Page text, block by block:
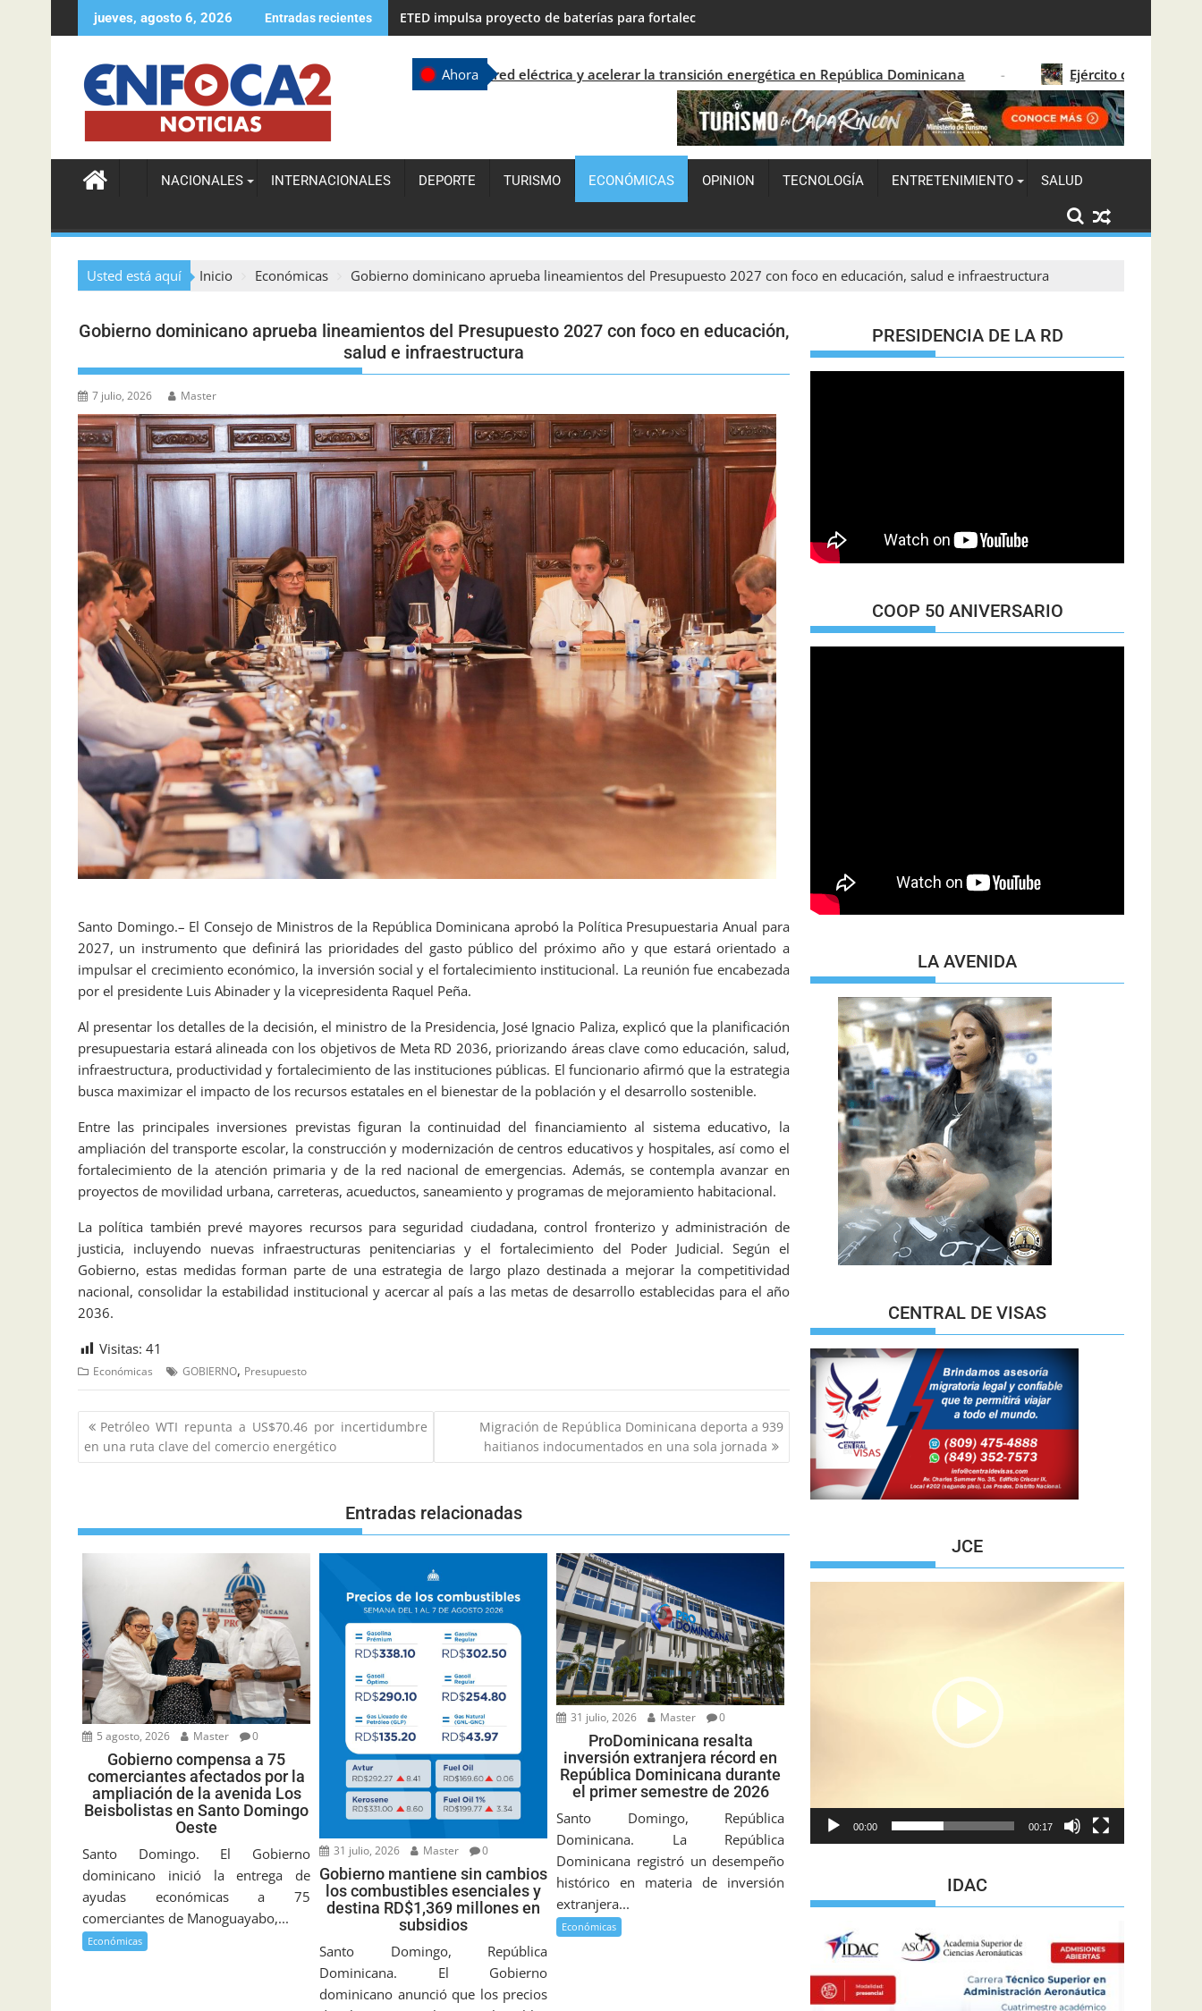
jueves, agosto 6, 2026 Entradas recientes Abadina felicita a Fedombal por sus cuatro medallas en los JCC Santo Domingo 2026
Ahora
ETED impulsa proyecto de baterías para fortalecer la red eléctrica y acelerar la transición energética en República Dominicana Ejército dominicano detiene a 15
NACIONALES INTERNACIONALES DEPORTE TURISMO ECONÓMICAS OPINION TECNOLOGÍA ENTRETENIMIENTO SALUD
Usted está aquí Inicio Económicas Gobierno dominicano aprueba lineamientos del Presupuesto 2027 con foco en educación, salud e infraestructura
Gobierno dominicano aprueba lineamientos del Presupuesto 2027 con foco en educación,
salud e infraestructura
7 julio, 2026 Master
Santo Domingo.– El Consejo de Ministros de la República Dominicana aprobó la Política Presupuestaria Anual para
2027, un instrumento que definirá las prioridades del gasto público del próximo año y que estará orientado a
impulsar el crecimiento económico, la inversión social y el fortalecimiento institucional. La reunión fue encabezada
por el presidente Luis Abinader y la vicepresidenta Raquel Peña.
Al presentar los detalles de la decisión, el ministro de la Presidencia, José Ignacio Paliza, explicó que la planificación
presupuestaria estará alineada con los objetivos de Meta RD 2036, priorizando áreas clave como educación, salud,
infraestructura, productividad y fortalecimiento de las instituciones públicas. El funcionario afirmó que la estrategia
busca maximizar el impacto de los recursos estatales en el bienestar de la población y el desarrollo sostenible.
Entre las principales inversiones previstas figuran la continuidad del financiamiento al sistema educativo, la
ampliación del transporte escolar, la construcción y modernización de centros educativos y hospitales, así como el
fortalecimiento de la atención primaria y de la red nacional de emergencias. Además, se contempla avanzar en
proyectos de movilidad urbana, carreteras, acueductos, saneamiento y programas de mejoramiento habitacional.
La política también prevé mayores recursos para seguridad ciudadana, control fronterizo y administración de
justicia, incluyendo nuevas infraestructuras penitenciarias y el fortalecimiento del Poder Judicial. Según el
Gobierno, estas medidas forman parte de una estrategia de largo plazo destinada a mejorar la competitividad
nacional, consolidar la estabilidad institucional y acercar al país a las metas de desarrollo establecidas para el año
2036.
Visitas: 41
Económicas GOBIERNO, Presupuesto
Petróleo WTI repunta a US$70.46 por incertidumbre
en una ruta clave del comercio energético
Migración de República Dominicana deporta a 939
haitianos indocumentados en una sola jornada
Entradas relacionadas
5 agosto, 2026 Master 0
Gobierno compensa a 75
comerciantes afectados por la
ampliación de la avenida Los
Beisbolistas en Santo Domingo
Oeste
Santo Domingo. El Gobierno
dominicano inició la entrega de
ayudas económicas a 75
comerciantes de Manoguayabo,...
Económicas
31 julio, 2026 Master 0
Gobierno mantiene sin cambios
los combustibles esenciales y
destina RD$1,369 millones en
subsidios
Santo Domingo, República
Dominicana. El Gobierno
dominicano anunció que los precios
31 julio, 2026 Master 0
ProDominicana resalta
inversión extranjera récord en
República Dominicana durante
el primer semestre de 2026
Santo Domingo, República
Dominicana. La República
Dominicana registró un desempeño
histórico en materia de inversión
extranjera...
Económicas
PRESIDENCIA DE LA RD
COOP 50 ANIVERSARIO
LA AVENIDA
CENTRAL DE VISAS
JCE
00:00 00:17
IDAC